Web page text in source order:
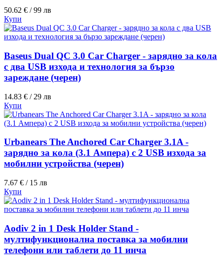
50.62 € / 99 лв
Купи
Baseus Dual QC 3.0 Car Charger - зарядно за кола
с два USB изхода и технология за бързо
зареждане (черен)
14.83 € / 29 лв
Купи
Urbanears The Anchored Car Charger 3.1A -
зарядно за кола (3.1 Aмпера) с 2 USB изхода за
мобилни устройства (черен)
7.67 € / 15 лв
Купи
Aodiv 2 in 1 Desk Holder Stand -
мултифункционална поставка за мобилни
телефони или таблети до 11 инча